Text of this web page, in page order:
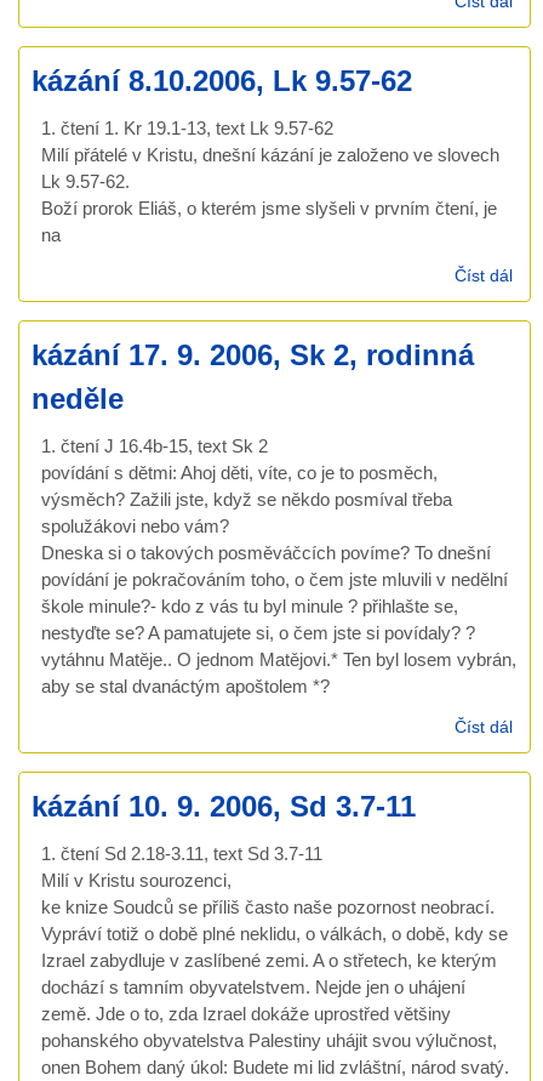
15.
kázání 8.10.2006, Lk 9.57-62
1. čtení 1. Kr 19.1-13, text Lk 9.57-62
Milí přátelé v Kristu, dnešní kázání je založeno ve slovech
Lk 9.57-62.
Boží prorok Eliáš, o kterém jsme slyšeli v prvním čtení, je
na
Číst dál
Lk
kázání 17. 9. 2006, Sk 2, rodinná
neděle
1. čtení J 16.4b-15, text Sk 2
povídání s dětmi: Ahoj děti, víte, co je to posměch,
výsměch? Zažili jste, když se někdo posmíval třeba
spolužákovi nebo vám?
Dneska si o takových posměváčcích povíme? To dnešní
povídání je pokračováním toho, o čem jste mluvili v nedělní
škole minule?- kdo z vás tu byl minule ? přihlašte se,
nestyďte se? A pamatujete si, o čem jste si povídaly? ?
vytáhnu Matěje.. O jednom Matějovi.* Ten byl losem vybrán,
aby se stal dvanáctým apoštolem *?
Číst dál
17.
kázání 10. 9. 2006, Sd 3.7-11
1. čtení Sd 2.18-3.11, text Sd 3.7-11
Milí v Kristu sourozenci,
ke knize Soudců se příliš často naše pozornost neobrací.
Vypráví totiž o době plné neklidu, o válkách, o době, kdy se
Izrael zabydluje v zaslíbené zemi. A o střetech, ke kterým
dochází s tamním obyvatelstvem. Nejde jen o uhájení
země. Jde o to, zda Izrael dokáže uprostřed většiny
pohanského obyvatelstva Palestiny uhájit svou výlučnost,
onen Bohem daný úkol: Budete mi lid zvláštní, národ svatý.